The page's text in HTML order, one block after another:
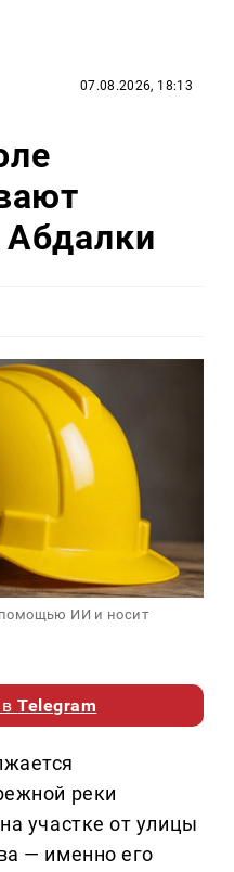
07.08.2026, 18:13
ИИ и носит
вTelegram
реки
участке от улицы
— именно его